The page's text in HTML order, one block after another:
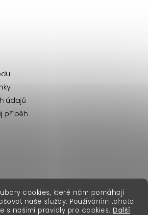
cookies, které nám pomáhají
naše služby. Používáním tohoto
s našimi pravidly pro cookies. Další
údajů
příběh
Fashion. Všechna práva vyhrazena.
erikafashion.sk